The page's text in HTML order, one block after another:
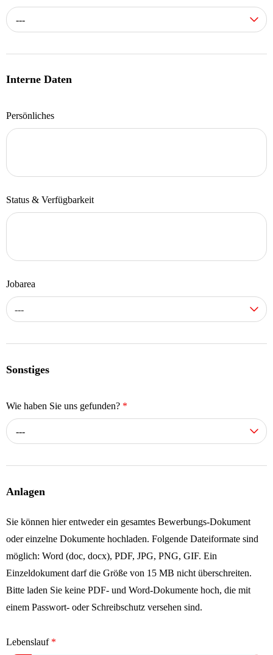
---
Interne Daten
Persönliches
Status & Verfügbarkeit
Jobarea
---
Sonstiges
Wie haben Sie uns gefunden? *
---
Anlagen
Sie können hier entweder ein gesamtes Bewerbungs-Dokument
oder einzelne Dokumente hochladen. Folgende Dateiformate sind
möglich: Word (doc, docx), PDF, JPG, PNG, GIF. Ein
Einzeldokument darf die Größe von 15 MB nicht überschreiten.
Bitte laden Sie keine PDF- und Word-Dokumente hoch, die mit
einem Passwort- oder Schreibschutz versehen sind.
Lebenslauf *